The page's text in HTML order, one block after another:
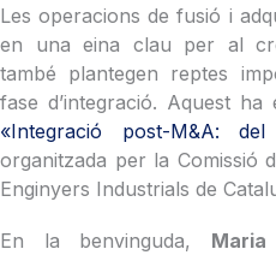
Les operacions de fusió i
en una eina clau per al
també plantegen reptes
fase d’integració. Aquest
«Integració post-M&A:
organitzada per la Comissió
Enginyers Industrials de
En la benvinguda, Maria